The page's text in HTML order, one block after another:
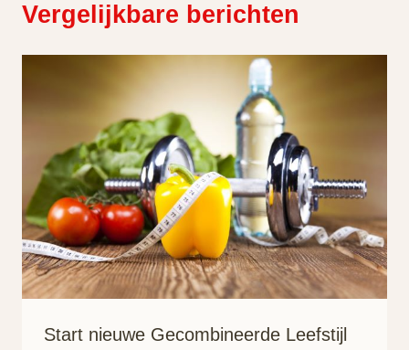
Vergelijkbare berichten
Start nieuwe Gecombineerde Leefstijl